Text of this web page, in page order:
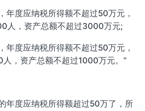
年度应纳税所得额不超过50万元，
人，资产总额不超过3000万元;
年度应纳税所得额不超过50万元，
，资产总额不超过1000万元。”
年度应纳税所得额超过50万了，所